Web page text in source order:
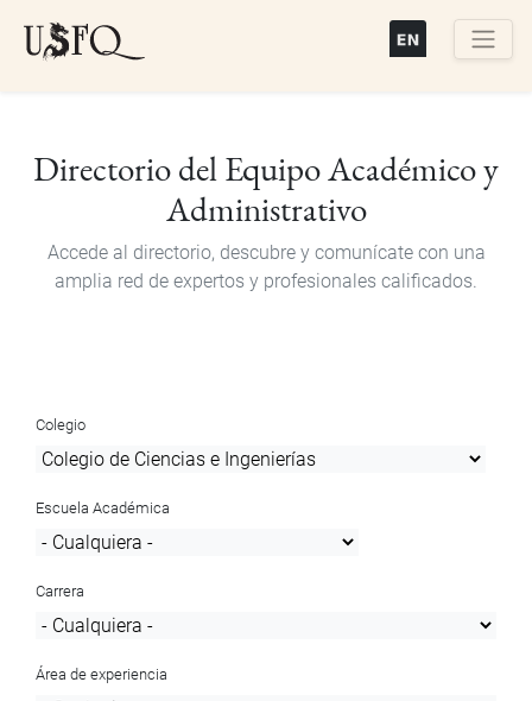
Directorio del Equipo Académico y
Administrativo
Accede al directorio, descubre y comunícate con una
amplia red de expertos y profesionales calificados.
Colegio
Escuela Académica
Carrera
Área de experiencia